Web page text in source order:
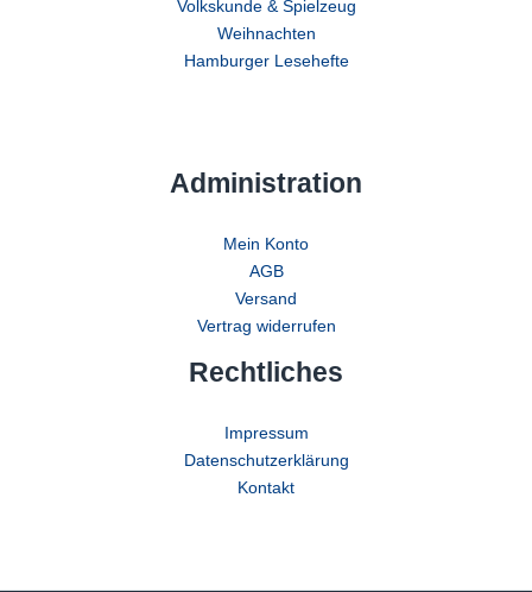
Volkskunde & Spielzeug
Weihnachten
Hamburger Lesehefte
Administration
Mein Konto
AGB
Versand
Vertrag widerrufen
Rechtliches
Impressum
Datenschutzerklärung
Kontakt